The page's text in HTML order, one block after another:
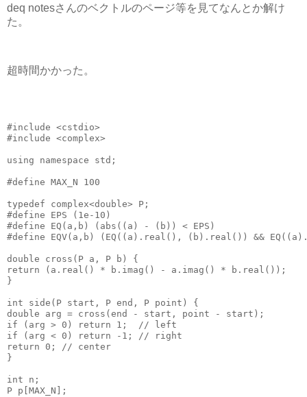
deq notesさんのベクトルのページ等を見てなんとか解け
た。
超時間かかった。
#include <cstdio>
#include <complex>
using namespace std;
#define MAX_N 100
typedef complex<double> P;
#define EPS ( 1e-10 )
#define EQ(a,b) (abs((a) - (b)) < EPS)
#define EQV(a,b) (EQ((a).real(), (b).real()) &&
double cross(P a, P b) {
return (a.real() * b.imag() - a.imag() * b.real());
}
int side(P start, P end, P point) {
double arg = cross(end - start, point - start);
if (arg > 0 ) return 1 ; // left
if (arg < 0 ) return - 1 ; // right
return
0 ; // center
}
int n;
P p[MAX_N];